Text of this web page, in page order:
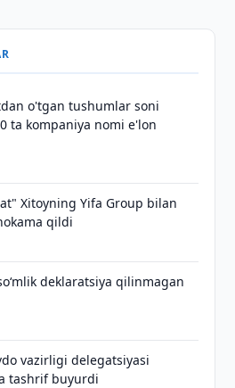
o'tgan tushumlar soni
ta kompaniya nomi e'lon
Xitoyning Yifa Group bilan
qildi
deklaratsiya qilinmagan
vazirligi delegatsiyasi
tashrif buyurdi